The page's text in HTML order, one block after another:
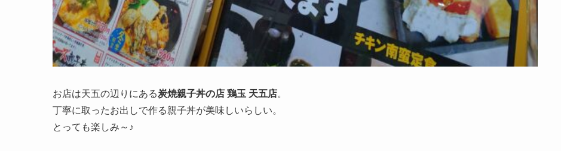
お店は天五の辺りにある炭焼親子丼の店 鶏玉 天五店。
丁寧に取ったお出しで作る親子丼が美味しいらしい。
とっても楽しみ～♪